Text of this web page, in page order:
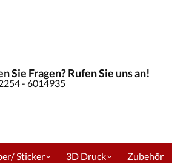
Sie Fragen? Rufen Sie uns an!
- 6014935
Sticker 3D Druck Zubehör